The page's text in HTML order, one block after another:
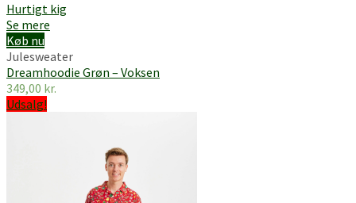
Hurtigt kig
Se mere
Køb nu
Julesweater
Dreamhoodie Grøn – Voksen
349,00 kr.
Udsalg!